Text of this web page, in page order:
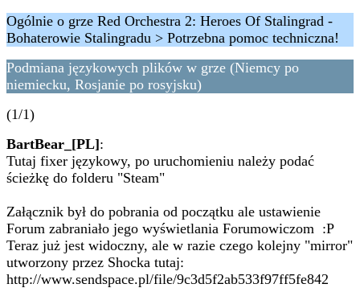
Ogólnie o grze Red Orchestra 2: Heroes Of Stalingrad -
Bohaterowie Stalingradu > Potrzebna pomoc techniczna!
Podmiana językowych plików w grze (Niemcy po
niemiecku, Rosjanie po rosyjsku)
(1/1)
BartBear_[PL]:
Tutaj fixer językowy, po uruchomieniu należy podać
ścieżkę do folderu "Steam"
Załącznik był do pobrania od początku ale ustawienie
Forum zabraniało jego wyświetlania Forumowiczom :P
Teraz już jest widoczny, ale w razie czego kolejny "mirror"
utworzony przez Shocka tutaj:
http://www.sendspace.pl/file/9c3d5f2ab533f97ff5fe842